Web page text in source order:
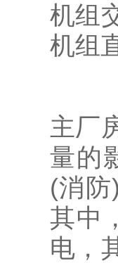
机组
机组
主厂
量的
(消
其中
电，